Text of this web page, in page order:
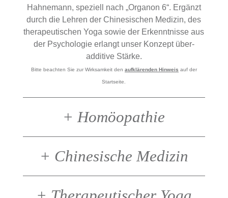
Hahnemann, speziell nach „Organon 6“. Ergänzt
durch die Lehren der Chinesischen Medizin, des
therapeutischen Yoga sowie der Erkenntnisse aus
der Psychologie erlangt unser Konzept über-
additive Stärke.
Bitte beachten Sie zur Wirksamkeit den aufklärenden Hinweis auf der
Startseite.
+ Homöopathie
+ Chinesische Medizin